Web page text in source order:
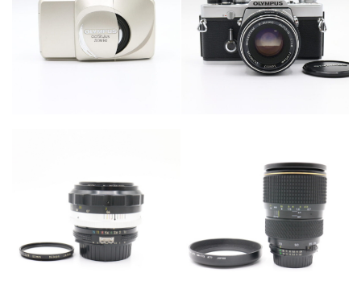
カメラ・レンズ カテゴリー カメラ・レンズ
カテゴリー カメラ・レンズ
カメラ・レンズ